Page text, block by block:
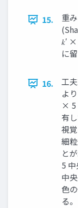
15.
重
𝑘′
に
16.
工
よ
× 5
有
視
細
と
5
中
色
る。